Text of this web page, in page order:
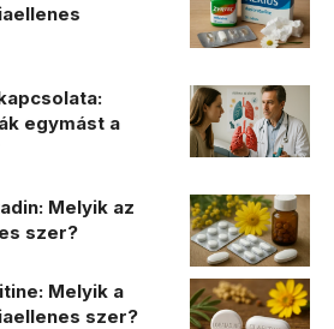
egymást a
Melyik az
szer?
Melyik a
szer?